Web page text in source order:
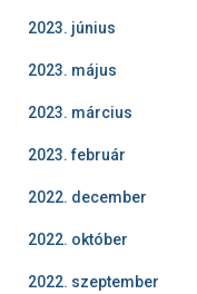
2023. június
2023. május
2023. március
2023. február
2022. december
2022. október
2022. szeptember